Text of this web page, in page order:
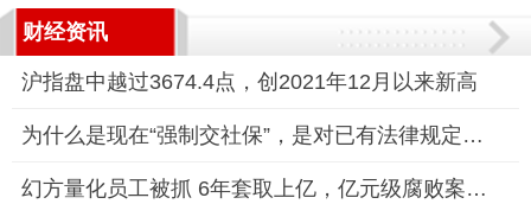
财经资讯
沪指盘中越过3674.4点，创2021年12月以来新高
为什么是现在“强制交社保”，是对已有法律规定的落实和强化
幻方量化员工被抓 6年套取上亿，亿元级腐败案曝光